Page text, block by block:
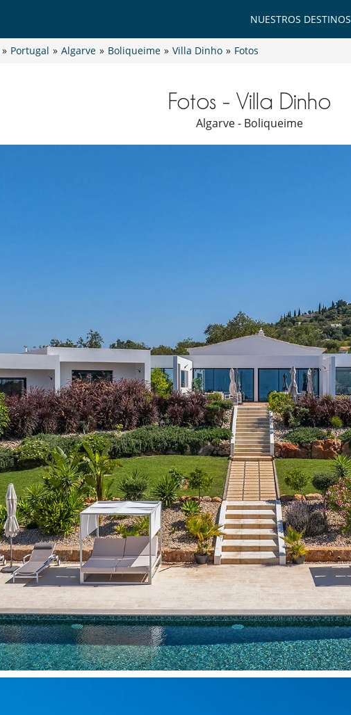
NUESTROS DESTINOS
» Portugal » Algarve » Boliqueime » Villa Dinho » Fotos
Fotos - Villa Dinho
Algarve - Boliqueime